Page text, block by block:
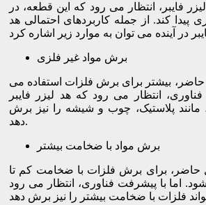
فایبر، انتظار می رود که این قطعه، در
پیدا کند. از جمله کاربردهای احتمالی هد
برش مواد غیر فلزی
حاضر، بیشتر برای برش فلزات استفاده می
انتظار می رود که هد لیزر فایبر
مانند پلاستیک، چوب و شیشه را نیز برش
دهد.
برش مواد با ضخامت بیشتر
حاضر، برای برش فلزات با ضخامت کم تا
اما با پیشرفت فناوری، انتظار می رود